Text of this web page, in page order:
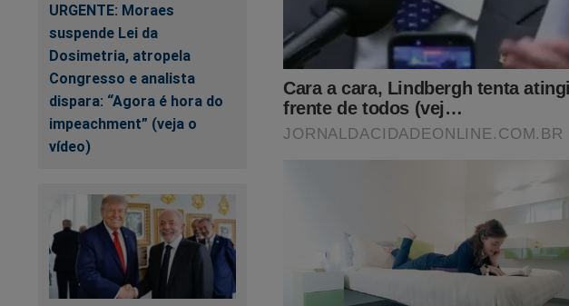
URGENTE: Moraes
suspende Lei da
Dosimetria, atropela
Congresso e analista
dispara: “Agora é hora do
impeachment” (veja o
vídeo)